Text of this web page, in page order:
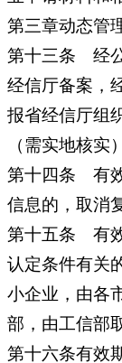
第三章动态管
第十三条 经公
经信厅备案，
报省经信厅组
（需实地核
第十四条 有效
信息的，取消
第十五条 有效
认定条件有关
小企业，由各
部，由工信部
第十六条有效